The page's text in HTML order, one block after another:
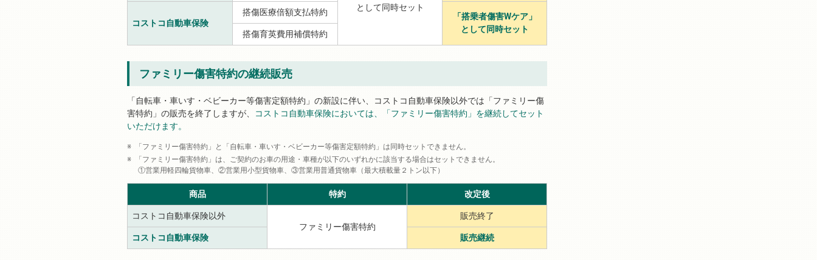
として同時セット
コストコ自動車保険
搭傷医療倍額支払特約
「搭乗者傷害Wケア」
として同時セット
搭傷育英費用補償特約
ファミリー傷害特約の継続販売
「自転車・車いす・ベビーカー等傷害定額特約」の新設に伴い、コストコ自動車保険以外では「ファミリー傷
害特約」の販売を終了しますが、
コストコ自動車保険においては、「ファミリー傷害特約」を継続してセット
いただけます。
「ファミリー傷害特約」と「自転車・車いす・ベビーカー等傷害定額特約」は同時セットできません。
「ファミリー傷害特約」は、ご契約のお車の用途・車種が以下のいずれかに該当する場合はセットできません。
①営業用軽四輪貨物車、②営業用小型貨物車、③営業用普通貨物車（最大積載量２トン以下）
商品 特約 改定後
コストコ自動車保険以外
ファミリー傷害特約
販売終了
コストコ自動車保険 販売継続